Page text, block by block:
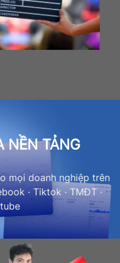
NỀN TẢNG
mọi doanh nghiệp trên
· Tiktok · TMĐT ·